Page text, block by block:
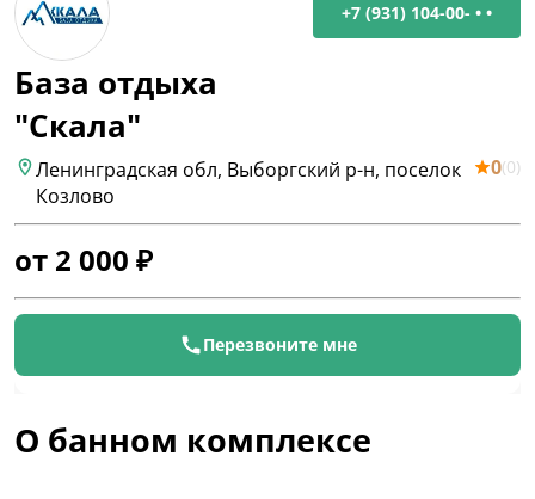
+7 (931) 104-00- • •
База отдыха
"Скала"
Ленинградская обл, Выборгский р-н, поселок
Козлово
0(0)
от 2 000 ₽
Перезвоните мне
О банном комплексе